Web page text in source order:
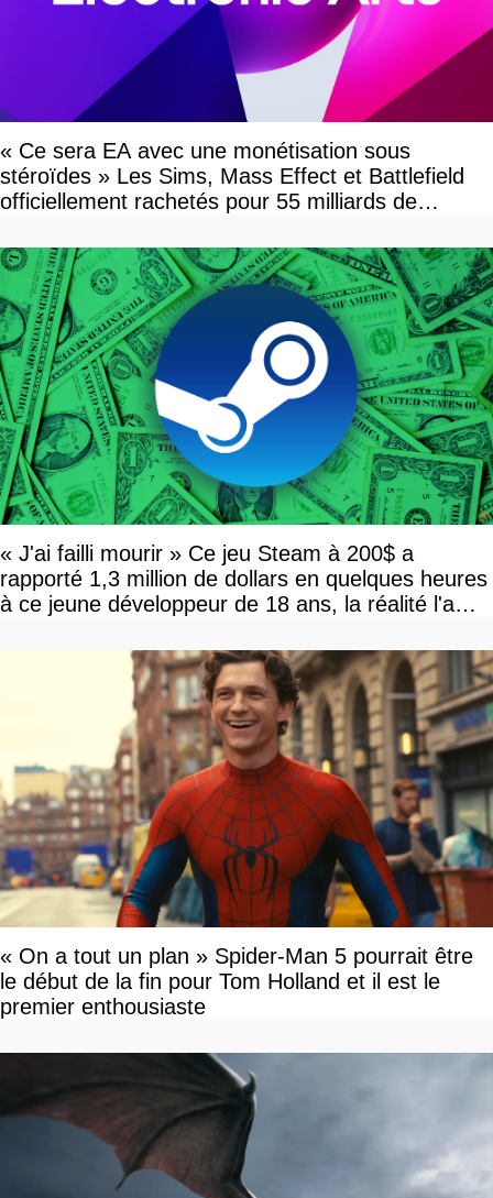
« Ce sera EA avec une monétisation sous
stéroïdes » Les Sims, Mass Effect et Battlefield
officiellement rachetés pour 55 milliards de
« J'ai failli mourir » Ce jeu Steam à 200$ a
rapporté 1,3 million de dollars en quelques heures
à ce jeune développeur de 18 ans, la réalité l'a
« On a tout un plan » Spider-Man 5 pourrait être
le début de la fin pour Tom Holland et il est le
premier enthousiaste